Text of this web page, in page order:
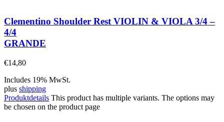
Clementino Shoulder Rest VIOLIN & VIOLA 3/4 –
4/4
GRANDE
€14,80
Includes 19% MwSt.
plus shipping
Produktdetails This product has multiple variants. The options may
be chosen on the product page